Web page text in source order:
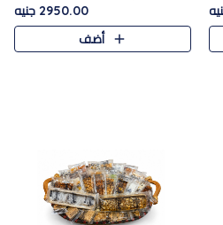
2950.00 جنيه
أضف